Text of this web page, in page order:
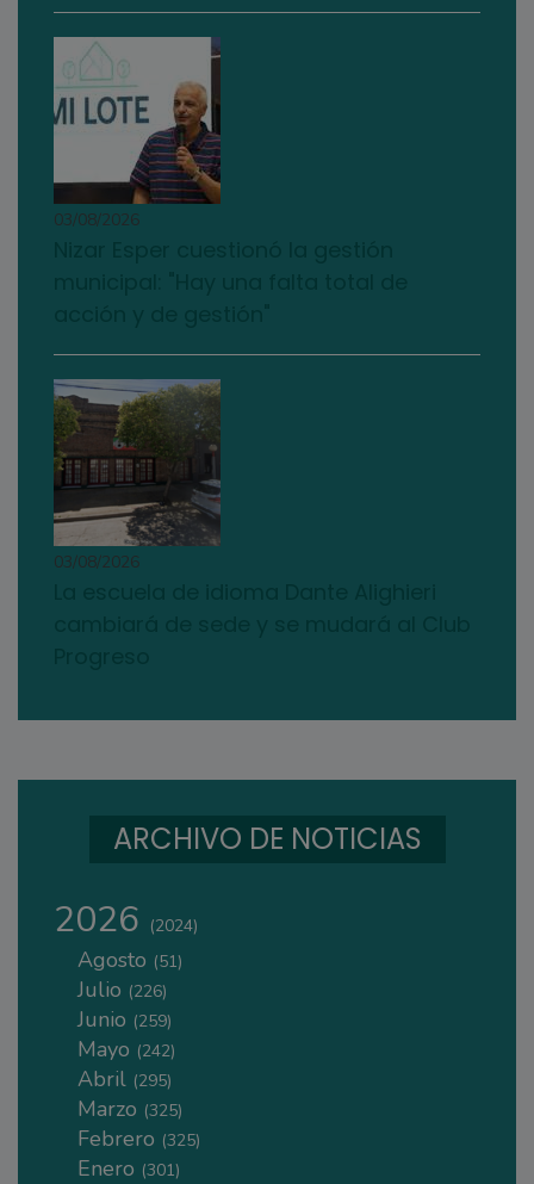
03/08/2026
03/08/2026
ARCHIVO DE NOTICIAS
2026 (2024)
Agosto (51)
Julio (226)
Junio (259)
Mayo (242)
Abril (295)
Marzo (325)
Febrero (325)
Enero (301)